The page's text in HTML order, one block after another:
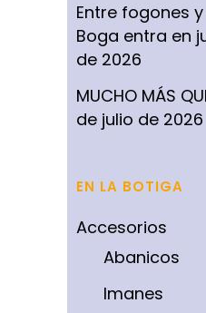
Entre fogones
Boga entra en
de 2026
MUCHO MÁS
de julio de 2026
EN LA BOTIGA
Accesorios
Abanicos
Imanes